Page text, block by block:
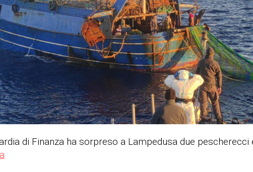
di Finanza ha sorpreso a Lampedusa due pescherecci